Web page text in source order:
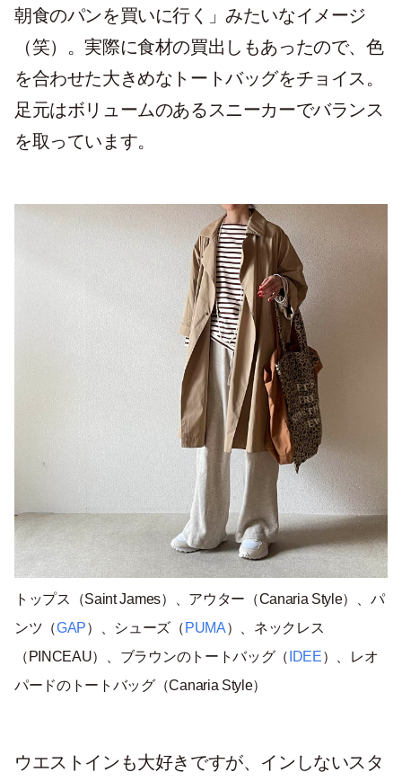
朝食のパンを買いに行く」みたいなイメージ
（笑）。実際に食材の買出しもあったので、色
を合わせた大きめなトートバッグをチョイス。
足元はボリュームのあるスニーカーでバランス
を取っています。
トップス（Saint James）、アウター（Canaria Style）、パ
ンツ（GAP）、シューズ（ PUMA）、ネックレス
（PINCEAU）、ブラウンのトートバッグ（ IDEE）、レオ
パードのトートバッグ（Canaria Style）
ウエストインも大好きですが、インしないスタ